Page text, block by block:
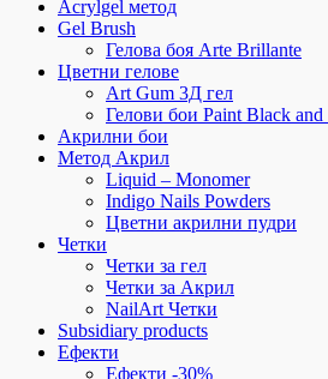
Acrylgel метод
Gel Brush
Гелова боя Arte Brillante
Цветни гелове
Art Gum 3Д гел
Гелови бои Paint Black
Акрилни бои
Метод Акрил
Liquid – Monomer
Indigo Nails Powders
Цветни акрилни пудри
Четки
Четки за гел
Четки за Акрил
NailArt Четки
Subsidiary products
Ефекти
Ефекти -30%